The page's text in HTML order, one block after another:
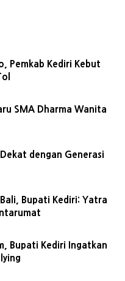
Pemkab Kediri Kebut
SMA Dharma Wanita
dengan Generasi
Bupati Kediri: Yatra
Bupati Kediri Ingatkan